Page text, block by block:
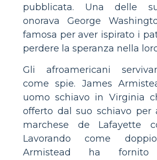
pubblicata. Una delle
onorava George
famosa per aver ispirato i
perdere la speranza nella
Gli afroamericani
come spie. James
uomo schiavo in Virginia
offerto dal suo schiavo per
marchese de Lafayette
Lavorando come
Armistead ha fornito